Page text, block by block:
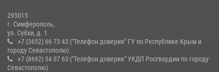
10 июля 2026, 15:10
295015
г. Симферополь,
ул. Субхи, д. 1
+7 (3652) 66 73 43 ("Телефон доверия" ГУ по Республике Крым и
городу Севастополю)
+7 (8692) 54 07 63 ("Телефон доверия" УКДП Росгвардии по городу
Севастополю)